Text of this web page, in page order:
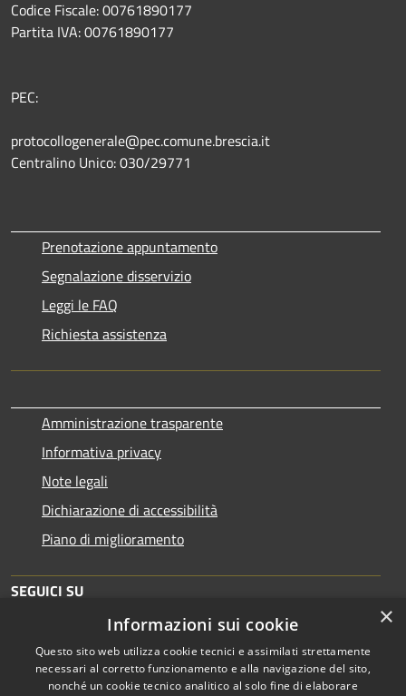
Codice Fiscale: 00761890177
Partita IVA: 00761890177
PEC:
protocollogenerale@pec.comune.brescia.it
Centralino Unico: 030/29771
Prenotazione appuntamento
Segnalazione disservizio
Leggi le FAQ
Richiesta assistenza
Amministrazione trasparente
Informativa privacy
Note legali
Dichiarazione di accessibilità
Piano di miglioramento
SEGUICI SU
×
Informazioni sui cookie
Questo sito web utilizza cookie tecnici e assimilati strettamente
necessari al corretto funzionamento e alla navigazione del sito,
nonché un cookie tecnico analitico al solo fine di elaborare